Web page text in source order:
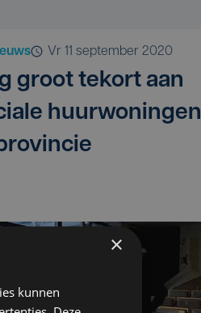
vr 11 september 2020
groot tekort aan
huurwoningen
×
kunnen